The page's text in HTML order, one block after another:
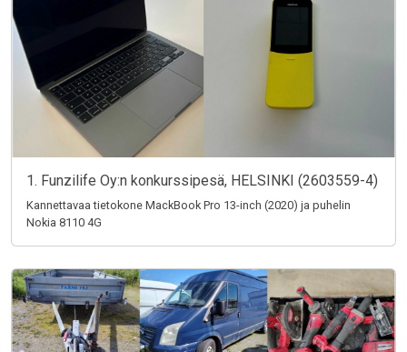
1. Funzilife Oy:n konkurssipesä, HELSINKI (2603559-4)
Kannettavaa tietokone MackBook Pro 13-inch (2020) ja puhelin
Nokia 8110 4G